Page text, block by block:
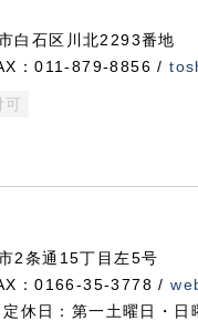
白石区川北2293番地
：011-879-8856 /
可
2条通15丁目左5号
：0166-35-3778 /
休日：第一土曜日・日